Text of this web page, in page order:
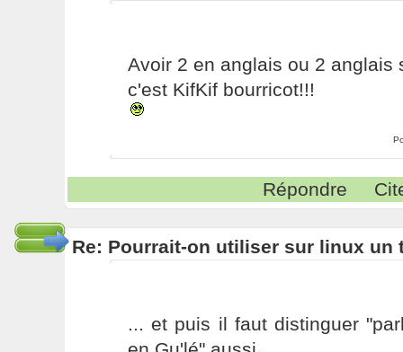
Avoir 2 en anglais ou 2 anglais
c'est KifKif bourricot!!!
Répondre
Re: Pourrait-on utiliser sur linux un
... et puis il faut distinguer